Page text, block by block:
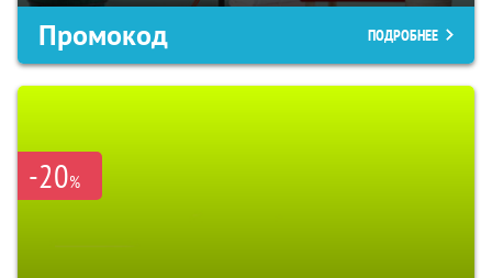
Промокод ПОДРОБНЕЕ
-20%